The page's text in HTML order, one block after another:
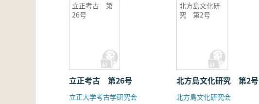
立正考古 第
26号
立正考古 第26号
立正大学考古学研究会
北方島文化研
究 第2号
北方島文化研究 第2号
北方島文化研究会